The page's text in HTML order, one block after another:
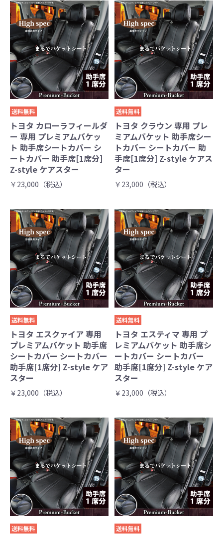
送料無料
トヨタ カローラフィールダ
ー 専用 プレミアムバケッ
ト 助手席シートカバー シ
ートカバー 助手席[1席分]
Z-style ケアスター
￥23,000（税込）
送料無料
トヨタ クラウン 専用 プレ
ミアムバケット 助手席シー
トカバー シートカバー 助
手席[1席分] Z-style ケアス
ター
￥23,000（税込）
送料無料
トヨタ エスクァイア 専用
プレミアムバケット 助手席
シートカバー シートカバー
助手席[1席分] Z-style ケア
スター
￥23,000（税込）
送料無料
トヨタ エスティマ 専用 プ
レミアムバケット 助手席シ
ートカバー シートカバー
助手席[1席分] Z-style ケア
スター
￥23,000（税込）
送料無料 送料無料